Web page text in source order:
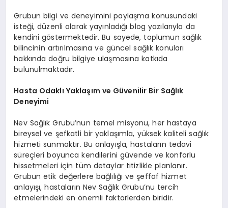
Grubun bilgi ve deneyimini paylaşma konusundaki
isteği, düzenli olarak yayınladığı blog yazılarıyla da
kendini göstermektedir. Bu sayede, toplumun sağlık
bilincinin artırılmasına ve güncel sağlık konuları
hakkında doğru bilgiye ulaşmasına katkıda
bulunulmaktadır.
Hasta Odaklı Yaklaşım ve Güvenilir Bir Sağlık
Deneyimi
Nev Sağlık Grubu’nun temel misyonu, her hastaya
bireysel ve şefkatli bir yaklaşımla, yüksek kaliteli sağlık
hizmeti sunmaktır. Bu anlayışla, hastaların tedavi
süreçleri boyunca kendilerini güvende ve konforlu
hissetmeleri için tüm detaylar titizlikle planlanır.
Grubun etik değerlere bağlılığı ve şeffaf hizmet
anlayışı, hastaların Nev Sağlık Grubu’nu tercih
etmelerindeki en önemli faktörlerden biridir.